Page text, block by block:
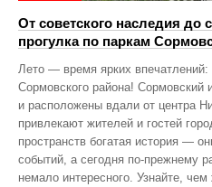
От советского наследия до
прогулка по паркам
Лето — время ярких впечатлений:
Сормовского района! Сормовский
и расположены вдали от центра
привлекают жителей и гостей
пространств богатая история —
событий, а сегодня по‑прежнему
немало интересного. Узнайте,